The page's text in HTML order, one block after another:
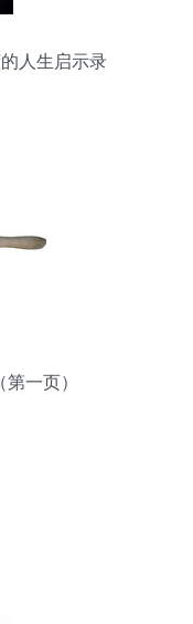
人生启示录
一页）